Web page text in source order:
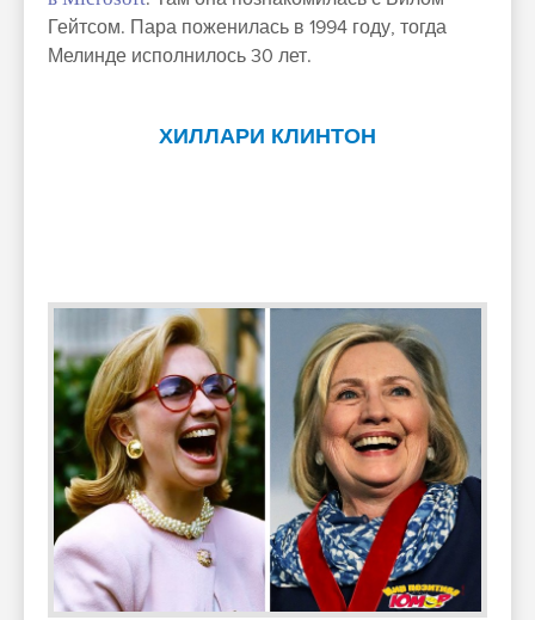
Гейтсом. Пара поженилась в 1994 году, тогда
Мелинде исполнилось 30 лет.
ХИЛЛАРИ КЛИНТОН